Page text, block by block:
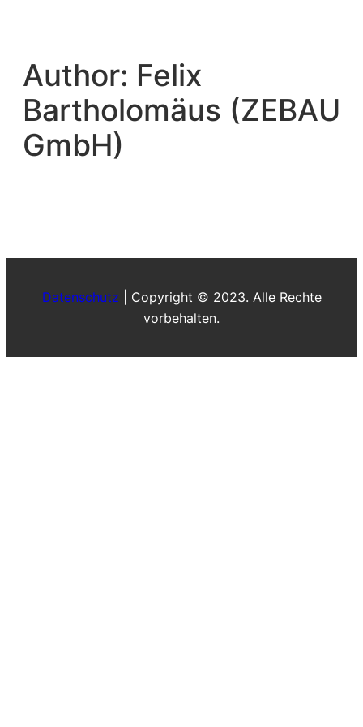
Author: Felix
Bartholomäus (ZEBAU
GmbH)
Datenschutz | Copyright © 2023. Alle Rechte
vorbehalten.